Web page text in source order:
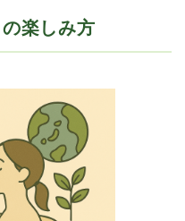
楽しみ方